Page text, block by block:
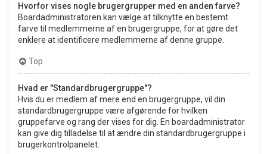
Hvorfor vises nogle brugergrupper med en anden farve?
Boardadministratoren kan vælge at tilknytte en bestemt
farve til medlemmerne af en brugergruppe, for at gøre det
enklere at identificere medlemmerne af denne gruppe.
Top
Hvad er "Standardbrugergruppe"?
Hvis du er medlem af mere end en brugergruppe, vil din
standardbrugergruppe være afgørende for hvilken
gruppefarve og rang der vises for dig. En boardadministrator
kan give dig tilladelse til at ændre din standardbrugergruppe i
brugerkontrolpanelet.